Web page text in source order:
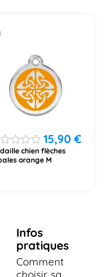
15,90€
chien flèches
orange M
Infos
pratiques
Comment
choisir sa